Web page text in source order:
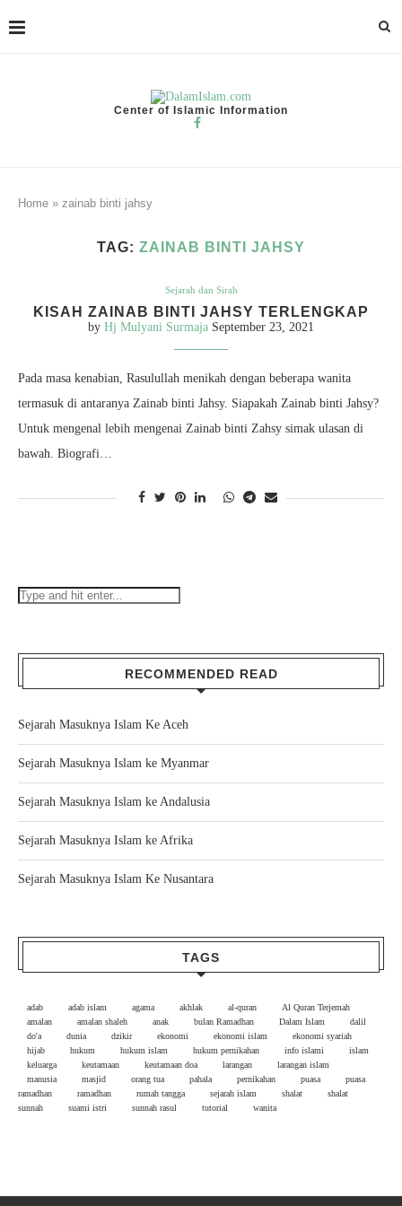
Center of Islamic Information
Home » zainab binti jahsy
TAG: ZAINAB BINTI JAHSY
Sejarah dan Sirah
KISAH ZAINAB BINTI JAHSY TERLENGKAP
by Hj Mulyani Surmaja September 23, 2021
Pada masa kenabian, Rasulullah menikah dengan beberapa wanita
termasuk di antaranya Zainab binti Jahsy. Siapakah Zainab binti Jahsy?
Untuk mengenal lebih mengenai Zainab binti Zahsy simak ulasan di
bawah. Biografi…
RECOMMENDED READ
Sejarah Masuknya Islam Ke Aceh
Sejarah Masuknya Islam ke Myanmar
Sejarah Masuknya Islam ke Andalusia
Sejarah Masuknya Islam ke Afrika
Sejarah Masuknya Islam Ke Nusantara
TAGS
adab adab islam agama akhlak al-quran
Al Quran Terjemah
amalan
amalan shaleh anak bulan Ramadhan Dalam Islam
dalil
do'a
dunia dzikir ekonomi ekonomi islam
ekonomi syariah
hijab
hukum hukum islam hukum pernikahan info islami
islam
keluarga
keutamaan keutamaan doa larangan
larangan islam
manusia
masjid orang tua pahala pernikahan puasa
puasa
ramadhan
ramadhan rumah tangga sejarah islam shalat
shalat
sunnah
suami istri sunnah rasul tutorial wanita